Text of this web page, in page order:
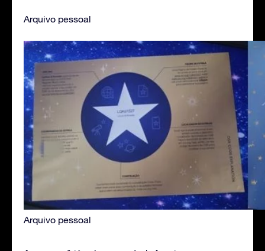
Arquivo pessoal
Arquivo pessoal